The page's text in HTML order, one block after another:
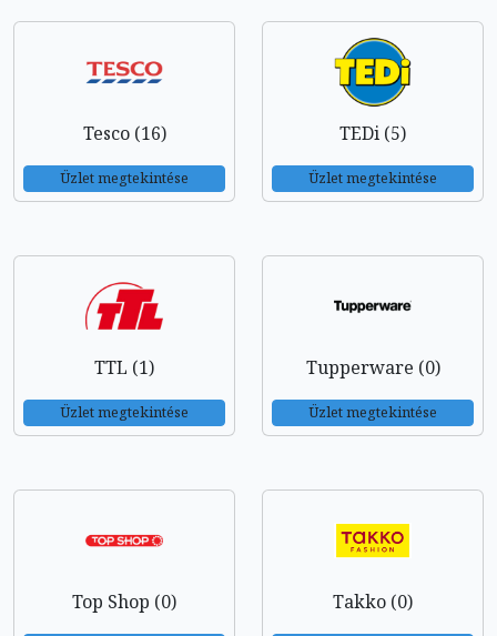
Tesco (16)
Üzlet megtekintése
TEDi (5)
Üzlet megtekintése
TTL (1)
Üzlet megtekintése
Tupperware (0)
Üzlet megtekintése
Top Shop (0) Takko (0)